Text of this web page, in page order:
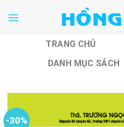
TRANG CHỦ
DANH MỤC SÁCH
-30%